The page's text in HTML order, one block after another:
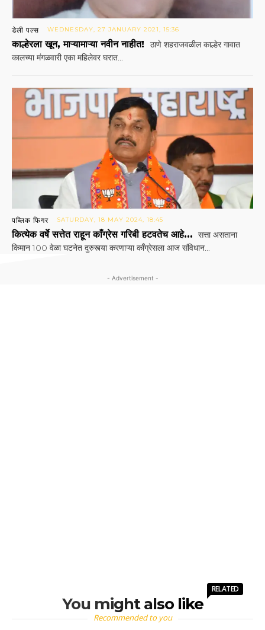
डेली पल्स WEDNESDAY, 27 JANUARY 2021, 15:36
काल्हेरला खून, माऱ्यामाऱ्या नवीन नाहीत!
ठाणे शहराजवळील काल्हेर गावात
कालच्या मंगळवारी एका महिलेवर घरात...
पब्लिक फिगर SATURDAY, 18 MAY 2024, 18:45
कित्येक वर्षे सत्तेत राहून काँग्रेस गरिबी हटवतेच आहे… सत्ता असताना
किमान 100 वेळा घटनेत दुरुस्त्या करणाऱ्या काँग्रेसला आज संविधान...
- Advertisement -
You might also like
RELATED
Recommended to you